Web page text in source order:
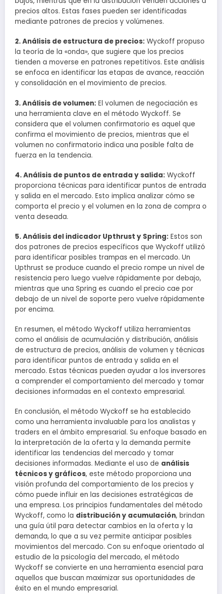
precios altos. Estas fases pueden ser identificadas
mediante patrones de precios y volúmenes.
2. Análisis de estructura de precios: Wyckoff propuso
la teoría de la «onda», que sugiere que los precios
tienden a moverse en patrones repetitivos. Este análisis
se enfoca en identificar las etapas de avance, reacción
y consolidación en el movimiento de precios.
3. Análisis de volumen: El volumen de negociación es
una herramienta clave en el método Wyckoff. Se
considera que el volumen confirmatorio es aquel que
confirma el movimiento de precios, mientras que el
volumen no confirmatorio indica una posible falta de
fuerza en la tendencia.
4. Análisis de puntos de entrada y salida: Wyckoff
proporciona técnicas para identificar puntos de entrada
y salida en el mercado. Esto implica analizar cómo se
comporta el precio y el volumen en la zona de compra o
venta deseada.
5. Análisis del indicador Upthrust y Spring: Estos son
dos patrones de precios específicos que Wyckoff utilizó
para identificar posibles trampas en el mercado. Un
Upthrust se produce cuando el precio rompe un nivel de
resistencia pero luego vuelve rápidamente por debajo,
mientras que una Spring es cuando el precio cae por
debajo de un nivel de soporte pero vuelve rápidamente
por encima.
En resumen, el método Wyckoff utiliza herramientas
como el análisis de acumulación y distribución, análisis
de estructura de precios, análisis de volumen y técnicas
para identificar puntos de entrada y salida en el
mercado. Estas técnicas pueden ayudar a los inversores
a comprender el comportamiento del mercado y tomar
decisiones informadas en el contexto empresarial.
En conclusión, el método Wyckoff se ha establecido
como una herramienta invaluable para los analistas y
traders en el ámbito empresarial. Su enfoque basado en
la interpretación de la oferta y la demanda permite
identificar las tendencias del mercado y tomar
decisiones informadas. Mediante el uso de análisis
técnicos y gráficos, este método proporciona una
visión profunda del comportamiento de los precios y
cómo puede influir en las decisiones estratégicas de
una empresa. Los principios fundamentales del método
Wyckoff, como la distribución y acumulación, brindan
una guía útil para detectar cambios en la oferta y la
demanda, lo que a su vez permite anticipar posibles
movimientos del mercado. Con su enfoque orientado al
estudio de la psicología del mercado, el método
Wyckoff se convierte en una herramienta esencial para
aquellos que buscan maximizar sus oportunidades de
éxito en el mundo empresarial.